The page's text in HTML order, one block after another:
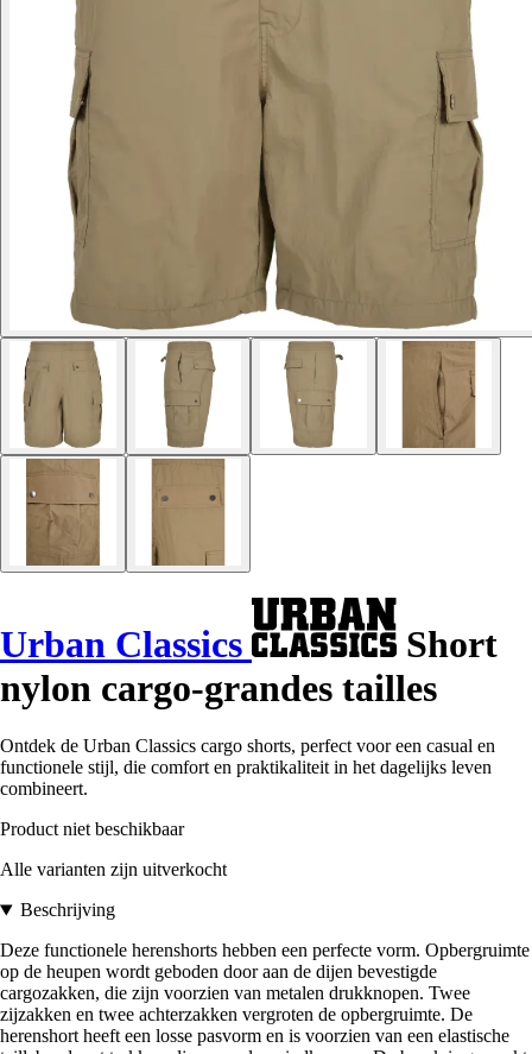
Urban Classics
Short
nylon cargo-grandes tailles
Ontdek de Urban Classics cargo shorts, perfect voor een casual en
functionele stijl, die comfort en praktikaliteit in het dagelijks leven
combineert.
Product niet beschikbaar
Alle varianten zijn uitverkocht
Beschrijving
Deze functionele herenshorts hebben een perfecte vorm. Opbergruimte
op de heupen wordt geboden door aan de dijen bevestigde
cargozakken, die zijn voorzien van metalen drukknopen. Twee
zijzakken en twee achterzakken vergroten de opbergruimte. De
herenshort heeft een losse pasvorm en is voorzien van een elastische